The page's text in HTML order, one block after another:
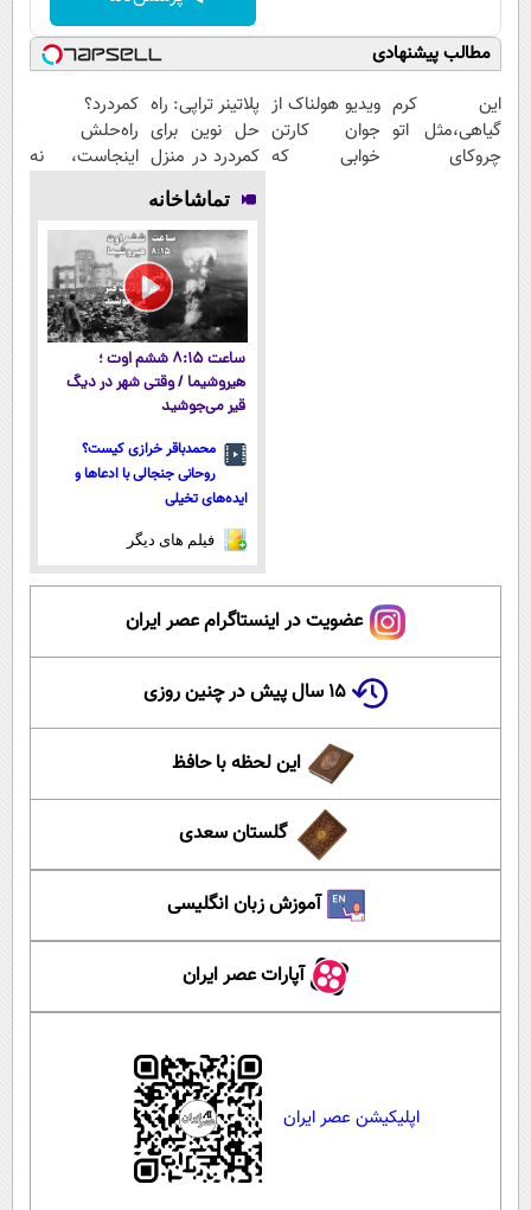
مطالب پیشنهادی
این کرم
گیاهی،مثل اتو
چروکای
ویدیو هولناک از
جوان کارتن
خوابی که
پلاتینر تراپی: راه
حل نوین برای
کمردرد در منزل
کمردرد؟
راه‌حلش
اینجاست، نه
تماشاخانه
ساعت ۸:۱۵ ششم اوت ؛
هیروشیما / وقتی شهر در دیگ
قیر می‌جوشید
محمدباقر خرازی کیست؟
روحانی جنجالی با ادعاها و
ایده‌های تخیلی
فیلم های دیگر
عضویت در اینستاگرام عصر ایران
۱۵ سال پیش در چنین روزی
این لحظه با حافظ
گلستان سعدی
آموزش زبان انگلیسی
آپارات عصر ایران
اپلیکیشن عصر ایران